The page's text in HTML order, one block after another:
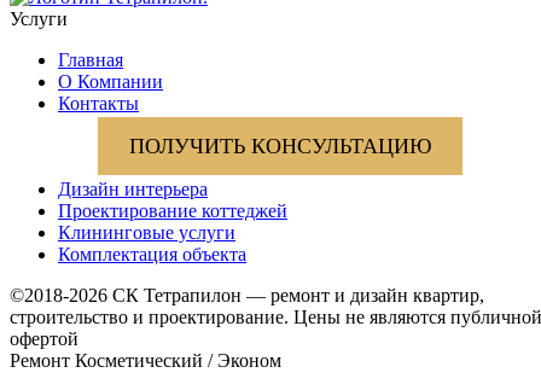
Услуги
Главная
О Компании
Контакты
ПОЛУЧИТЬ КОНСУЛЬТАЦИЮ
Дизайн интерьера
Проектирование коттеджей
Клининговые услуги
Комплектация объекта
©2018-2026 СК Тетрапилон — ремонт и дизайн квартир,
строительство и проектирование. Цены не являются публичной
офертой
Ремонт Косметический / Эконом​